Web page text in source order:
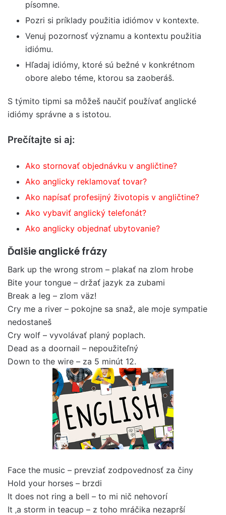
písomne.
Pozri si príklady použitia idiómov v kontexte.
Venuj pozornosť významu a kontextu použitia
idiómu.
Hľadaj idiómy, ktoré sú bežné v konkrétnom
obore alebo téme, ktorou sa zaoberáš.
S týmito tipmi sa môžeš naučiť používať anglické
idiómy správne a s istotou.
Prečítajte si aj:
Ako stornovať objednávku v angličtine?
Ako anglicky reklamovať tovar?
Ako napísať profesijný životopis v angličtine?
Ako vybaviť anglický telefonát?
Ako anglicky objednať ubytovanie?
Ďalšie anglické frázy
Bark up the wrong strom – plakať na zlom hrobe
Bite your tongue – držať jazyk za zubami
Break a leg – zlom väz!
Cry me a river – pokojne sa snaž, ale moje sympatie
nedostaneš
Cry wolf – vyvolávať planý poplach.
Dead as a doornail – nepoužiteľný
Down to the wire – za 5 minút 12.
Face the music – prevziať zodpovednosť za činy
Hold your horses – brzdi
It does not ring a bell – to mi nič nehovorí
It ‚a storm in teacup – z toho mráčika nezaprší